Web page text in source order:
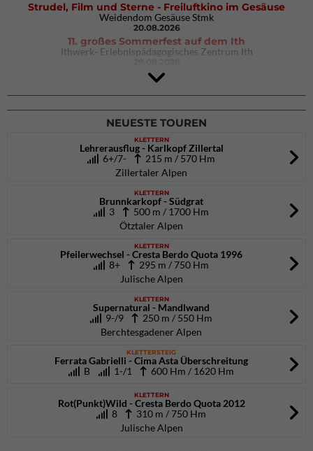
Strudel, Film und Sterne - Freiluftkino im Gesäuse
Weidendom Gesäuse Stmk
20.08.2026
11. großes Sommerfest auf dem Ith
Ithwerk- Erlebnispädagogisches Zentrum Ith
4Blocs KIDS 2026
DAV Kletter- & Boulderzentrum München Süd (Thalkirchen)
26.09.2026
NEUESTE TOUREN
KLETTERN
Lehrerausflug - Karlkopf Zillertal
6+/7-
215 m / 570 Hm
Zillertaler Alpen
KLETTERN
Brunnkarkopf - Südgrat
3
500 m / 1700 Hm
Ötztaler Alpen
KLETTERN
Pfeilerwechsel - Cresta Berdo Quota 1996
8+
295 m / 750 Hm
Julische Alpen
KLETTERN
Supernatural - Mandlwand
9-/9
250 m / 550 Hm
Berchtesgadener Alpen
KLETTERSTEIG
Ferrata Gabrielli - Cima Asta Überschreitung
B
1-/1 600 Hm / 1620 Hm
KLETTERN
Rot(Punkt)Wild - Cresta Berdo Quota 2012
8
310 m / 750 Hm
Julische Alpen